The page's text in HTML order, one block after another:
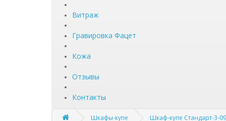
Витраж
Гравировка Фацет
Кожа
Отзывы
Контакты
Шкафы-купе Шкаф-купе Стандарт-3-09